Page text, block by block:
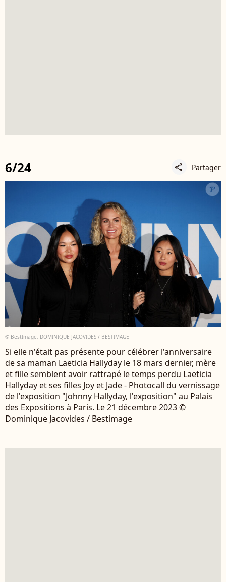
6/24 share Partager
© BestImage, DOMINIQUE JACOVIDES / BESTIMAGE
Si elle n'était pas présente pour célébrer l'anniversaire
de sa maman Laeticia Hallyday le 18 mars dernier, mère
et fille semblent avoir rattrapé le temps perdu Laeticia
Hallyday et ses filles Joy et Jade - Photocall du vernissage
de l'exposition "Johnny Hallyday, l'exposition" au Palais
des Expositions à Paris. Le 21 décembre 2023 ©
Dominique Jacovides / Bestimage